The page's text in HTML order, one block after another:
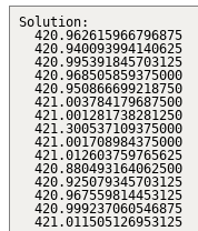
Solution:
420.962615966796875
420.940093994140625
420.995391845703125
420.968505859375000
420.950866699218750
421.003784179687500
421.001281738281250
421.300537109375000
421.001708984375000
421.012603759765625
420.880493164062500
420.925079345703125
420.967559814453125
420.999237060546875
421.011505126953125